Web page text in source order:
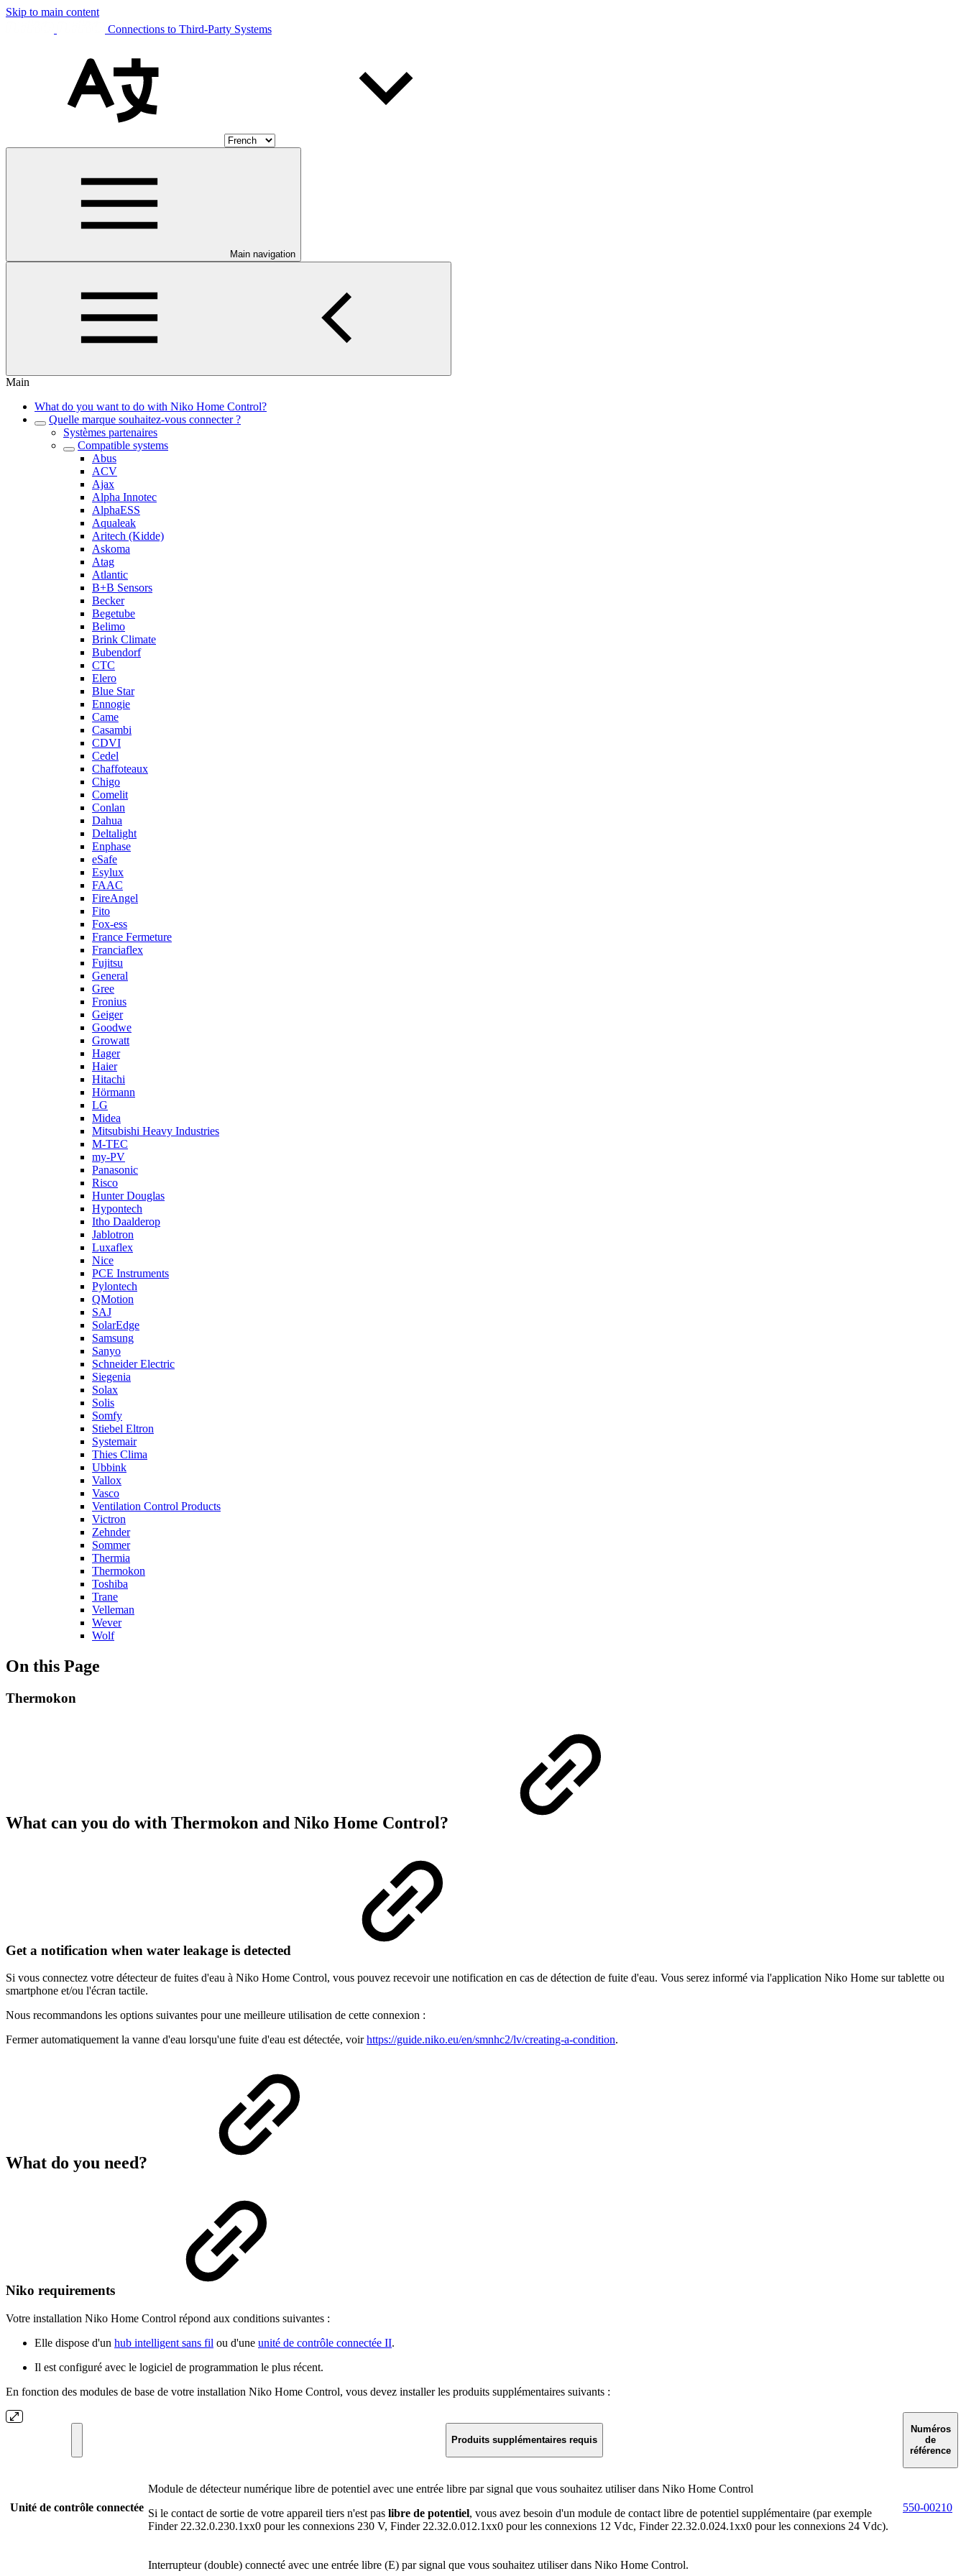
Skip to main content
Connections to Third-Party Systems
Main navigation
Main
What do you want to do with Niko Home Control?
Quelle marque souhaitez-vous connecter ?
Systèmes partenaires
Compatible systems
Abus
ACV
Ajax
Alpha Innotec
AlphaESS
Aqualeak
Aritech (Kidde)
Askoma
Atag
Atlantic
B+B Sensors
Becker
Begetube
Belimo
Brink Climate
Bubendorf
CTC
Elero
Blue Star
Ennogie
Came
Casambi
CDVI
Cedel
Chaffoteaux
Chigo
Comelit
Conlan
Dahua
Deltalight
Enphase
eSafe
Esylux
FAAC
FireAngel
Fito
Fox-ess
France Fermeture
Franciaflex
Fujitsu
General
Gree
Fronius
Geiger
Goodwe
Growatt
Hager
Haier
Hitachi
Hörmann
LG
Midea
Mitsubishi Heavy Industries
M-TEC
my-PV
Panasonic
Risco
Hunter Douglas
Hypontech
Itho Daalderop
Jablotron
Luxaflex
Nice
PCE Instruments
Pylontech
QMotion
SAJ
SolarEdge
Samsung
Sanyo
Schneider Electric
Siegenia
Solax
Solis
Somfy
Stiebel Eltron
Systemair
Thies Clima
Ubbink
Vallox
Vasco
Ventilation Control Products
Victron
Zehnder
Sommer
Thermia
Thermokon
Toshiba
Trane
Velleman
Wever
Wolf
On this Page
Thermokon
What can you do with Thermokon and Niko Home Control?
Get a notification when water leakage is detected
Si vous connectez votre détecteur de fuites d'eau à Niko Home Control, vous pouvez recevoir une notification en cas de détection de fuite d'eau. Vous serez informé via l'application Niko Home sur tablette ou
smartphone et/ou l'écran tactile.
Nous recommandons les options suivantes pour une meilleure utilisation de cette connexion :
Fermer automatiquement la vanne d'eau lorsqu'une fuite d'eau est détectée, voirhttps://guide.niko.eu/en/smnhc2/lv/creating-a-condition.
What do you need?
Niko requirements
Votre installation Niko Home Control répond aux conditions suivantes :
Elle dispose d'un hub intelligent sans fil ou d'une unité de contrôle connectée II.
Il est configuré avec le logiciel de programmation le plus récent.
En fonction des modules de base de votre installation Niko Home Control, vous devez installer les produits supplémentaires suivants :
Produits supplémentaires requis
Numéros
de
référence
Unité de contrôle connectée
Module de détecteur numérique libre de potentiel avec une entrée libre par signal que vous souhaitez utiliser dans Niko Home Control
Si le contact de sortie de votre appareil tiers n'est pas libre de potentiel, vous avez besoin d'un module de contact libre de potentiel supplémentaire (par exemple
Finder 22.32.0.230.1xx0 pour les connexions 230 V, Finder 22.32.0.012.1xx0 pour les connexions 12 Vdc, Finder 22.32.0.024.1xx0 pour les connexions 24 Vdc).
550-00210
Interrupteur (double) connecté avec une entrée libre (E) par signal que vous souhaitez utiliser dans Niko Home Control.